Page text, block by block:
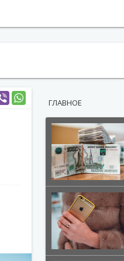
ГЛАВНОЕ